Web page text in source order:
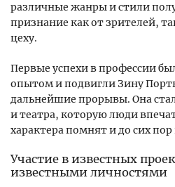
различные жанры и стили
признание как от зрителей,
цеху.
Первые успехи в профессии
опытом и подвигли Зину
дальнейшие прорывы. Она
и театра, которую люди
характера помнят и до сих пор
Участие в известных
известными личностями